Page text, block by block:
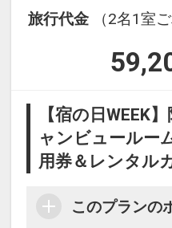
設定期間：2026
31日
インターネットコ
旅行代金
（2名1室
【宿の日WEEK
ャンビュールー
用券＆レンタル
このプランの